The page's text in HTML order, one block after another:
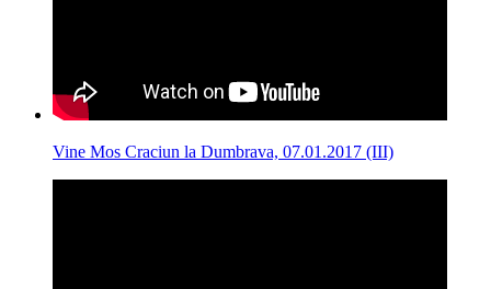
Vine Mos Craciun la Dumbrava, 07.01.2017 (III)